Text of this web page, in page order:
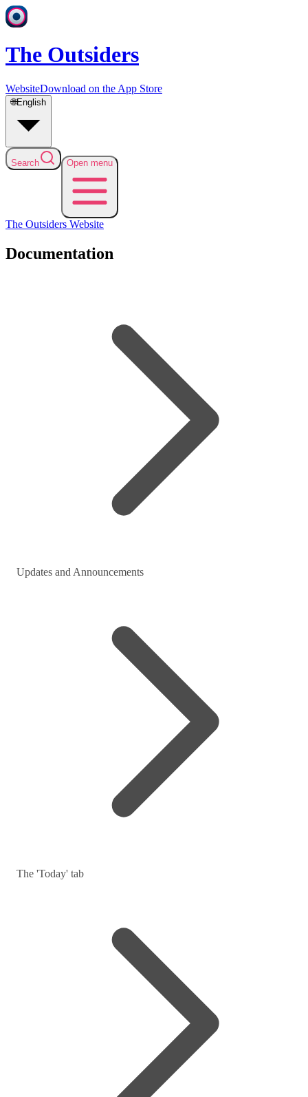
The Outsiders
WebsiteDownload on the App Store
🌐English
Search Open menu
The Outsiders Website
Documentation
Updates and Announcements
The 'Today' tab